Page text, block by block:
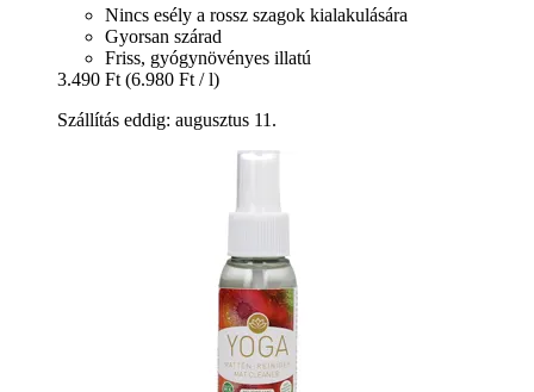
Nincs esély a rossz szagok kialakulására
Gyorsan szárad
Friss, gyógynövényes illatú
3.490 Ft (6.980 Ft / l)
Szállítás eddig: augusztus 11.